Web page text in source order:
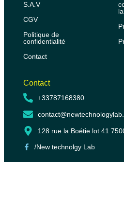
S.A.V
CGV
Politique de
confidentialité
Contact
Contact
+33787168380
128 rue la Boétie lot 41
/New technolgy Lab